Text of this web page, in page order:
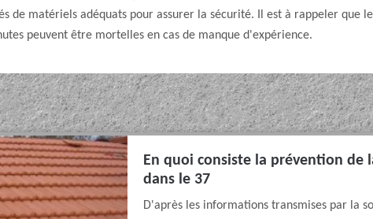
de matériels adéquats pour assurer la sécurité. Il est à rappeler que
peuvent être mortelles en cas de manque d'expérience.
En quoi consiste la prévention de
dans le 37
D'après les informations transmises par la